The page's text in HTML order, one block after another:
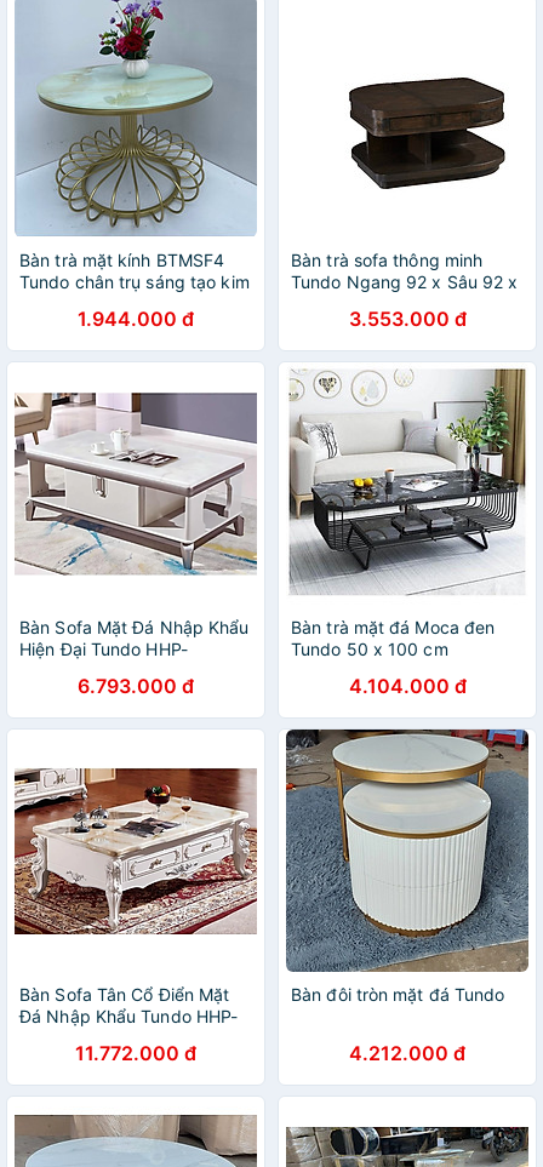
Bàn trà mặt kính BTMSF4
Tundo chân trụ sáng tạo kim
1.944.000 đ
Bàn trà sofa thông minh
Tundo Ngang 92 x Sâu 92 x
3.553.000 đ
Bàn Sofa Mặt Đá Nhập Khẩu
Hiện Đại Tundo HHP-
6.793.000 đ
Bàn trà mặt đá Moca đen
Tundo 50 x 100 cm
4.104.000 đ
Bàn Sofa Tân Cổ Điển Mặt
Đá Nhập Khẩu Tundo HHP-
11.772.000 đ
Bàn đôi tròn mặt đá Tundo
4.212.000 đ